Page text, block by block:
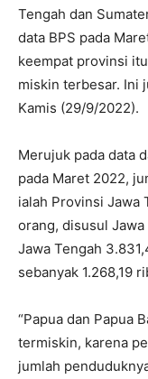
Tengah dan
data BPS pada
keempat provinsi
miskin terbesar. Ini
Kamis (29/9/2022).
Merujuk pada data
pada Maret 2022,
ialah Provinsi Jawa
orang, disusul
Jawa Tengah
sebanyak 1.268,19
“Papua dan Papua
termiskin, karena
jumlah